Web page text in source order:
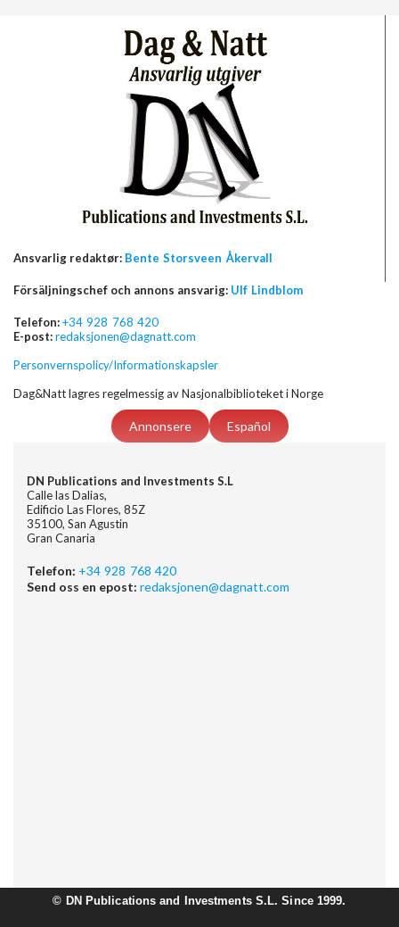
Ansvarlig redaktør: Bente Storsveen Åkervall
Försäljningschef och annons ansvarig: Ulf Lindblom
Telefon:+34 928 768 420
E-post:redaksjonen@dagnatt.com
Personvernspolicy/Informationskapsler
Dag&Natt lagres regelmessig av Nasjonalbiblioteket i Norge
Annonsere Español
DN Publications and Investments S.L
Calle las Dalias,
Edificio Las Flores, 85Z
35100, San Agustin
Gran Canaria
Telefon: +34 928 768 420
Send oss en epost: redaksjonen@dagnatt.com
© DN Publications and Investments S.L. Since 1999.